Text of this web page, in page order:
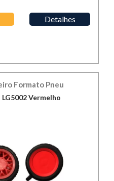
Detalhes
Formato Pneu
LG5002 Vermelho